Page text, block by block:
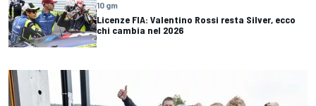
10 gm
Licenze FIA: Valentino Rossi resta Silver, ecco
chi cambia nel 2026